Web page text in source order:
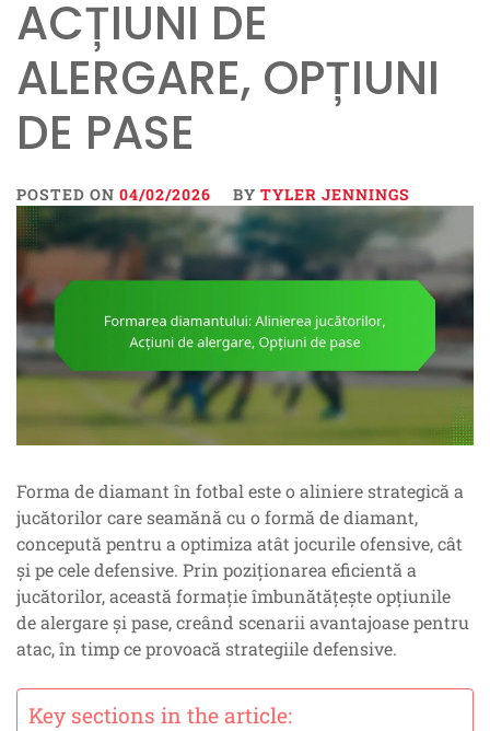
ACȚIUNI DE
ALERGARE, OPȚIUNI
DE PASE
POSTED ON 04/02/2026 BY TYLER JENNINGS
Forma de diamant în fotbal este o aliniere strategică a
jucătorilor care seamănă cu o formă de diamant,
concepută pentru a optimiza atât jocurile ofensive, cât
și pe cele defensive. Prin poziționarea eficientă a
jucătorilor, această formație îmbunătățește opțiunile
de alergare și pase, creând scenarii avantajoase pentru
atac, în timp ce provoacă strategiile defensive.
Key sections in the article: